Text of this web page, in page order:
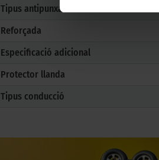
Tipus antipunxades
Reforçada
Especificació adicional
Protector llanda
Tipus conducció